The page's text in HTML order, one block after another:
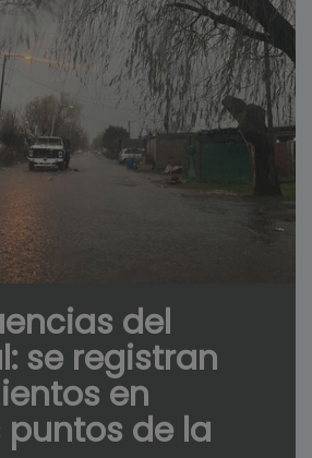
del
se registran
en
de la